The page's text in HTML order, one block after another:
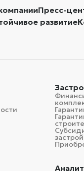
Пресс-
развитие